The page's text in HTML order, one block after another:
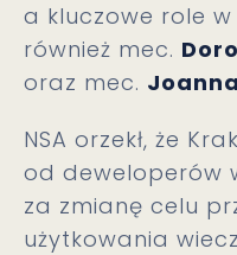
a kluczowe role
również mec.
oraz mec.
NSA orzekł, że
od deweloperów
za zmianę celu
użytkowania